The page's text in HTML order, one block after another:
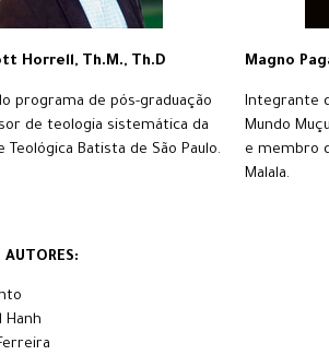
Horrell, Th.M., Th.D
programa de pós-graduação
de teologia sistemática da
Teológica Batista de São Paulo.
Magno
Integrante
Mundo
e membro
Malala.
AUTORES:
Hanh